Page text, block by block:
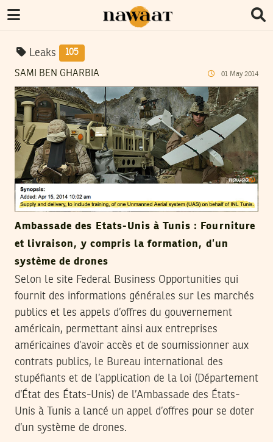
Leaks 105
SAMI BEN GHARBIA 01 May 2014
Ambassade des Etats-Unis à Tunis : Fourniture
et livraison, y compris la formation, d’un
système de drones
Selon le site Federal Business Opportunities qui
fournit des informations générales sur les marchés
publics et les appels d’offres du gouvernement
américain, permettant ainsi aux entreprises
américaines d’avoir accès et de soumissionner aux
contrats publics, le Bureau international des
stupéfiants et de l’application de la loi (Département
d’État des États-Unis) de l’Ambassade des États-
Unis à Tunis a lancé un appel d’offres pour se doter
d’un système de drones.